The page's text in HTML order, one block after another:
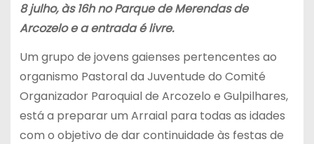
8 julho, às 16h no Parque de Merendas de
Arcozelo e a entrada é livre.
Um grupo de jovens gaienses pertencentes ao
organismo Pastoral da Juventude do Comité
Organizador Paroquial de Arcozelo e Gulpilhares,
está a preparar um Arraial para todas as idades
com o objetivo de dar continuidade às festas de